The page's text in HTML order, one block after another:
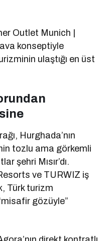
Outlet Munich |
konseptiyle
ulaştığı en üst
Hurghada’nın
tozlu ama görkemli
şehri Mısır’dı.
ve TURWIZ iş
Türk turizm
gözüyle”